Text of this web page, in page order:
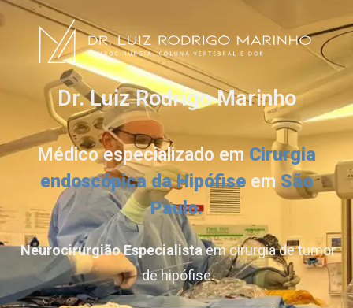
Dr. Luiz Rodrigo Marinho
Médico especializado em Cirurgia
endoscópica da Hipófise em São
Paulo.
Neurocirurgião Especialistaem cirurgia de tumor
de hipófise.